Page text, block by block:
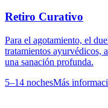
Retiro Curativo
Para el agotamiento, el
tratamientos ayurvédicos,
una sanación profunda.
5–14 nochesMás